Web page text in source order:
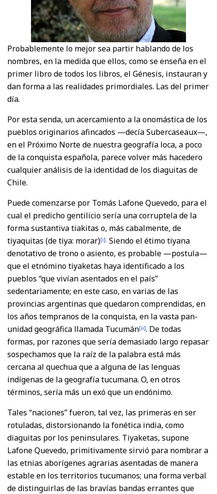
Probablemente lo mejor sea partir hablando de los
nombres, en la medida que ellos, como se enseña en el
primer libro de todos los libros, el Génesis, instauran y
dan forma a las realidades primordiales. Las del primer
día.
Por esta senda, un acercamiento a la onomástica de los
pueblos originarios afincados —decía Subercaseaux—,
en el Próximo Norte de nuestra geografía loca, a poco
de la conquista española, parece volver más hacedero
cualquier análisis de la identidad de los diaguitas de
Chile.
Puede comenzarse por Tomás Lafone Quevedo, para el
cual el predicho gentilicio sería una corruptela de la
forma sustantiva tiakitas o, más cabalmente, de
tiyaquitas (de tiya: morar)[i]. Siendo el étimo tiyana
denotativo de trono o asiento, es probable —postula—
que el etnómino tiyaketas haya identificado a los
pueblos “que vivían asentados en el país”
sedentariamente; en este caso, en varias de las
provincias argentinas que quedaron comprendidas, en
los años tempranos de la conquista, en la vasta pan-
unidad geográfica llamada Tucumán[ii]. De todas
formas, por razones que sería demasiado largo repasar
sospechamos que la raíz de la palabra está más
cercana al quechua que a alguna de las lenguas
indígenas de la geografía tucumana. O, en otros
términos, sería más un exó que un endónimo.
Tales “naciones” fueron, tal vez, las primeras en ser
rotuladas, distorsionando la fonética india, como
diaguitas por los peninsulares. Tiyaketas, supone
Lafone Quevedo, primitivamente sirvió para nombrar a
las etnias aborígenes agrarias asentadas de manera
estable en los territorios tucumanos; una forma verbal
de distinguirlas de las bravías bandas errantes que